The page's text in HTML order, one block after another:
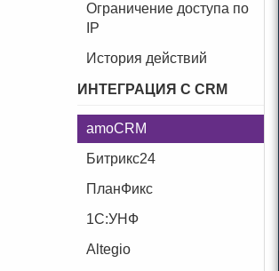
Ограничение доступа по
IP
История действий
ИНТЕГРАЦИЯ С CRM
amoCRM
Битрикс24
ПланФикс
1C:УНФ
Altegio